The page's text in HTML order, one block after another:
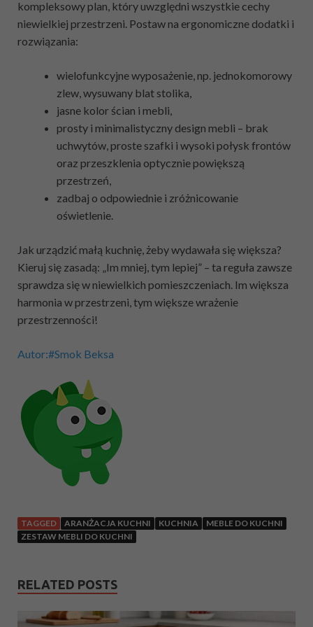
kompleksowy plan, który uwzględni wszystkie cechy
niewielkiej przestrzeni. Postaw na ergonomiczne dodatki i
rozwiązania:
wielofunkcyjne wyposażenie, np. jednokomorowy
zlew, wysuwany blat stolika,
jasne kolor ścian i mebli,
prosty i minimalistyczny design mebli – brak
uchwytów, proste szafki i wysoki połysk frontów
oraz przeszklenia optycznie powiększą
przestrzeń,
zadbaj o odpowiednie i zróżnicowanie
oświetlenie.
Jak urządzić małą kuchnię, żeby wydawała się większa?
Kieruj się zasadą: „Im mniej, tym lepiej” – ta reguła zawsze
sprawdza się w niewielkich pomieszczeniach. Im większa
harmonia w przestrzeni, tym większe wrażenie
przestrzenności!
Autor:#Smok Beksa
TAGGED ARANŻACJA KUCHNI KUCHNIA
MEBLE DO KUCHNI
ZESTAW MEBLI DO KUCHNI
RELATED POSTS